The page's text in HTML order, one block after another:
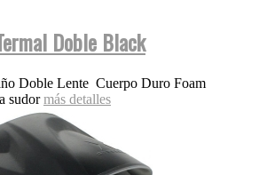
Doble Black
Doble Lente Cuerpo Duro Foam
sudormás detalles